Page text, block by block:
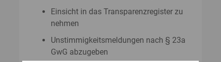
Einsicht in das Transparenzregister zu
nehmen
Unstimmigkeitsmeldungen nach § 23a
GwG abzugeben